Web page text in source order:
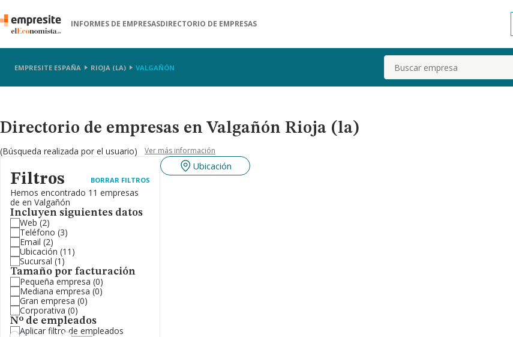
INFORMES DE EMPRESASDIRECTORIO DE EMPRESAS
EMPRESITE ESPAÑA RIOJA (LA) VALGAÑÓN Buscar
Directorio de empresas en Valgañón Rioja (la)
(Búsqueda realizada por el usuario) Ver más información
Filtros BORRAR FILTROS
Hemos encontrado 11 empresas
de en Valgañón
Incluyen siguientes datos
Web (2)
Teléfono (3)
Email (2)
Ubicación (11)
Sucursal (1)
Tamaño por facturación
Pequeña empresa (0)
Mediana empresa (0)
Gran empresa (0)
Corporativa (0)
Nº de empleados
Aplicar filtro de empleados
Ubicación